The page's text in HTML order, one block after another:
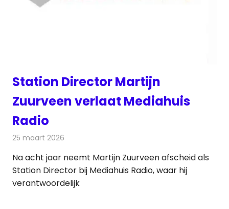
Station Director Martijn
Zuurveen verlaat Mediahuis
Radio
25 maart 2026
Na acht jaar neemt Martijn Zuurveen afscheid als
Station Director bij Mediahuis Radio, waar hij
verantwoordelijk